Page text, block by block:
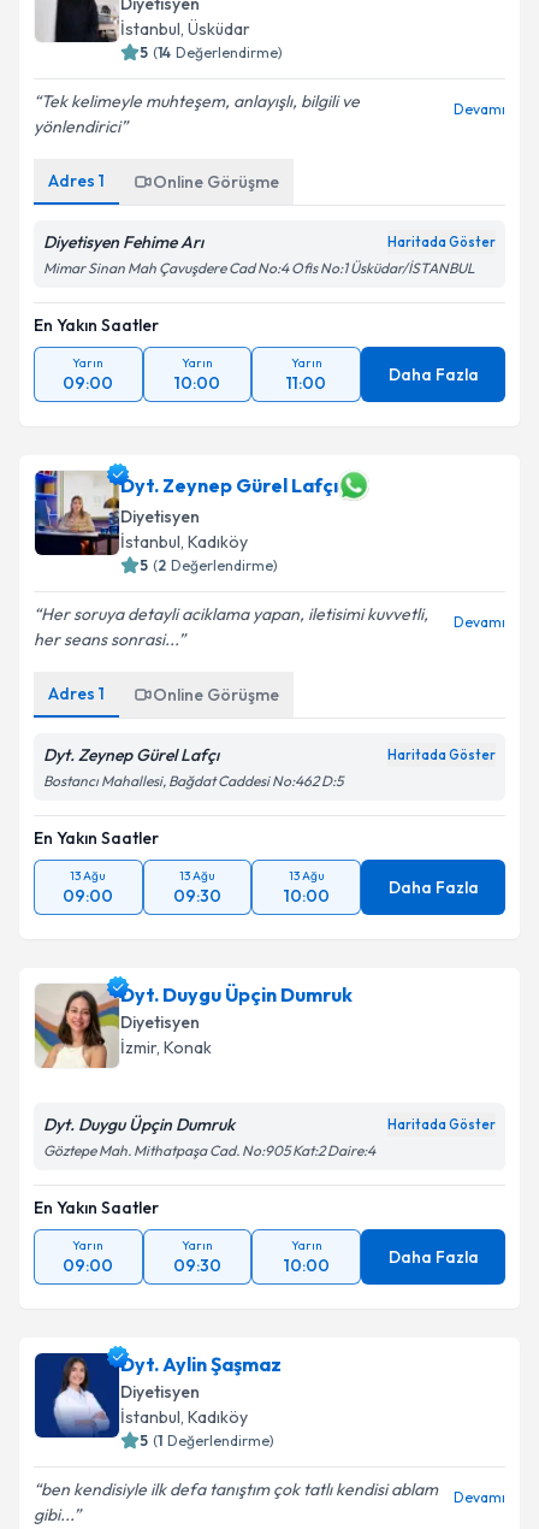
Kişisel verilerimin işlenmesine ilişkin
Aydınlatma
Metni
İstanbul, Üsküdar
5 (14 Değerlendirme)
Tek kelimeyle muhteşem, anlayışlı, bilgili ve
yönlendirici
Devamı
Adres 1 Online Görüşme
Diyetisyen Fehime Arı Haritada Göster
Mimar Sinan Mah Çavuşdere Cad No:4 Ofis No:1 Üsküdar/İSTANBUL
En Yakın Saatler
Yarın
09:00
Yarın
10:00
Yarın
11:00 Daha Fazla
Dyt. Zeynep Gürel Lafçı
Diyetisyen
İstanbul, Kadıköy
5 (2 Değerlendirme)
Her soruya detayli aciklama yapan, iletisimi kuvvetli,
her seans sonrasi...
Devamı
Adres 1 Online Görüşme
Dyt. Zeynep Gürel Lafçı Haritada Göster
Bostancı Mahallesi, Bağdat Caddesi No:462 D:5
En Yakın Saatler
13 Ağu
09:00
13 Ağu
09:30
13 Ağu
10:00 Daha Fazla
Dyt. Duygu Üpçin Dumruk
Diyetisyen
İzmir, Konak
Dyt. Duygu Üpçin Dumruk Haritada Göster
Göztepe Mah. Mithatpaşa Cad. No:905 Kat:2 Daire:4
En Yakın Saatler
Yarın
09:00
Yarın
09:30
Yarın
10:00 Daha Fazla
Dyt. Aylin Şaşmaz
Diyetisyen
İstanbul, Kadıköy
5 (1 Değerlendirme)
ben kendisiyle ilk defa tanıştım çok tatlı kendisi ablam
gibi...
Devamı